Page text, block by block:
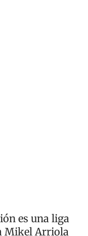
es una liga
Mikel Arriola